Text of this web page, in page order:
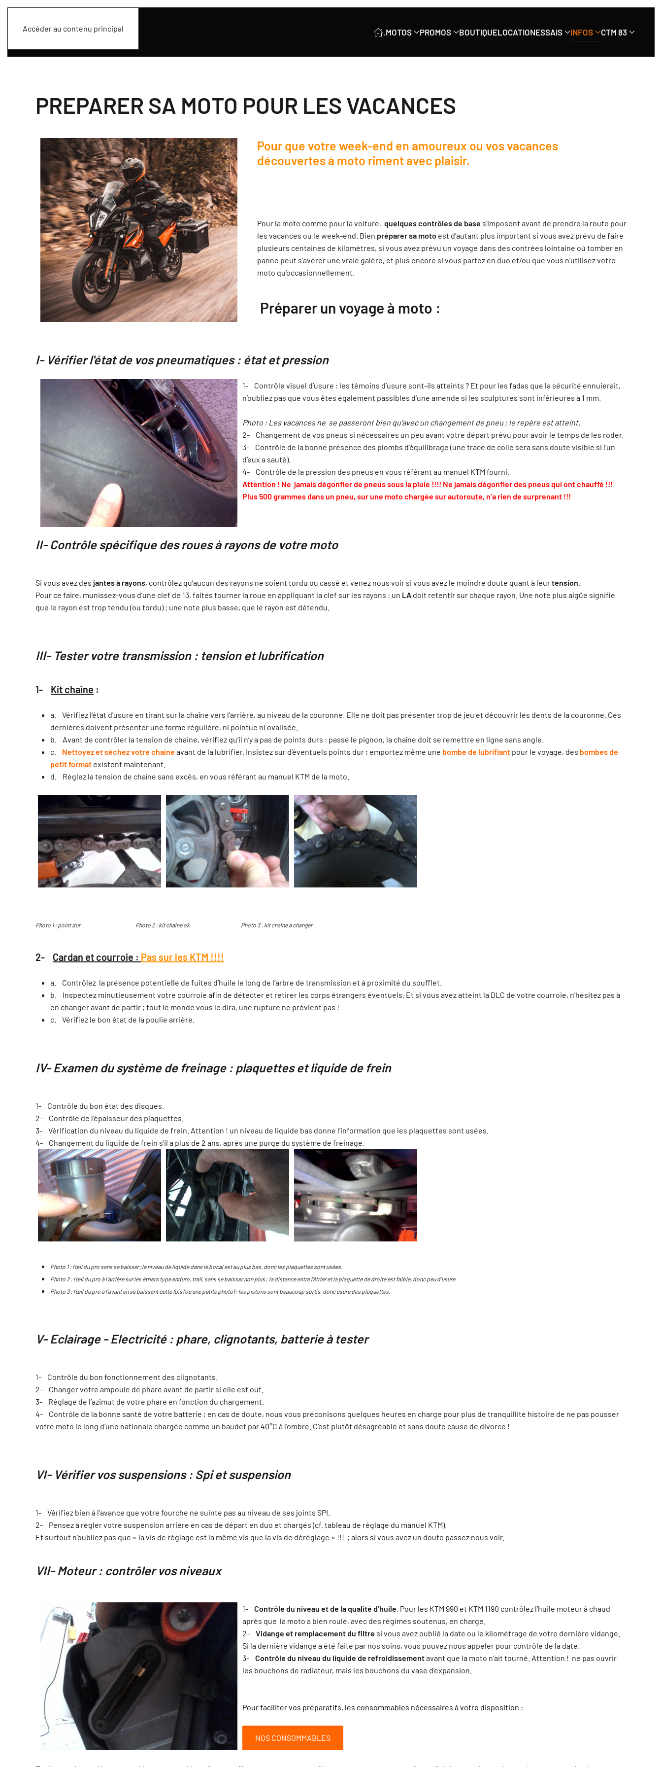
Accéder au contenu principal MOTOS PROMOS BOUTIQUELOCATIONESSAIS INFOS CTM 83
PREPARER SA MOTO POUR LES VACANCES
Pour que votre week-end en amoureux ou vos vacances
découvertes à moto riment avec plaisir.
Pour la moto comme pour la voiture, quelques contrôles de base s’imposent avant de prendre la route pour
les vacances ou le week-end. Bien préparer sa moto est d’autant plus important si vous avez prévu de faire
plusieurs centaines de kilomètres, si vous avez prévu un voyage dans des contrées lointaine où tomber en
panne peut s'avérer une vraie galère, et plus encore si vous partez en duo et/ou que vous n’utilisez votre
moto qu’occasionnellement.
Préparer un voyage à moto :
I- Vérifier l'état de vos pneumatiques : état et pression
1- Contrôle visuel d’usure : les témoins d’usure sont-ils atteints ? Et pour les fadas que la sécurité ennuierait,
n’oubliez pas que vous êtes également passibles d’une amende si les sculptures sont inférieures à 1 mm.
Photo : Les vacances ne se passeront bien qu'avec un changement de pneu ; le repère est atteint.
2- Changement de vos pneus si nécessaires un peu avant votre départ prévu pour avoir le temps de les roder.
3- Contrôle de la bonne présence des plombs d’équilibrage (une trace de colle sera sans doute visible si l’un
d’eux a sauté).
4- Contrôle de la pression des pneus en vous référant au manuel KTM fourni.
Attention ! Ne jamais dégonfler de pneus sous la pluie !!!! Ne jamais dégonfler des pneus qui ont chauffé !!!
Plus 500 grammes dans un pneu, sur une moto chargée sur autoroute, n’a rien de surprenant !!!
II- Contrôle spécifique des roues à rayons de votre moto
Si vous avez des jantes à rayons, contrôlez qu’aucun des rayons ne soient tordu ou cassé et venez nous voir si vous avez le moindre doute quant à leurtension
Pour ce faire, munissez-vous d’une clef de 13, faites tourner la roue en appliquant la clef sur les rayons : un LA doit retentir sur chaque rayon. Une note plus aigüe signifie
que le rayon est trop tendu (ou tordu) ; une note plus basse, que le rayon est détendu.
III- Tester votre transmission : tension et lubrification
1- Kit chaîne :
a. Vérifiez l'état d'usure en tirant sur la chaîne vers l'arrière, au niveau de la couronne. Elle ne doit pas présenter trop de jeu et découvrir les dents de la couronne. Ces
dernières doivent présenter une forme régulière, ni pointue ni ovalisée.
b. Avant de contrôler la tension de chaine, vérifiez qu’il n’y a pas de points durs : passé le pignon, la chaîne doit se remettre en ligne sans angle.
c. Nettoyez et séchez votre chaîne avant de la lubrifier. Insistez sur d’éventuels points dur ; emportez même une bombe de lubrifiant pour le voyage, des bombes de
petit format existent maintenant.
d. Réglez la tension de chaîne sans excès, en vous référant au manuel KTM de la moto.
Photo 1 : point dur Photo 2 : kit chaîne ok Photo 3 : kit chaîne à changer
2- Cardan et courroie : Pas sur les KTM !!!!
a. Contrôlez la présence potentielle de fuites d’huile le long de l’arbre de transmission et à proximité du soufflet.
b. Inspectez minutieusement votre courroie afin de détecter et retirer les corps étrangers éventuels. Et si vous avez atteint la DLC de votre courroie, n’hésitez pas à
en changer avant de partir ; tout le monde vous le dira, une rupture ne prévient pas !
c. Vérifiez le bon état de la poulie arrière.
IV- Examen du système de freinage : plaquettes et liquide de frein
1- Contrôle du bon état des disques.
2- Contrôle de l’épaisseur des plaquettes.
3- Vérification du niveau du liquide de frein. Attention ! un niveau de liquide bas donne l’information que les plaquettes sont usées.
4- Changement du liquide de frein s’il a plus de 2 ans, après une purge du système de freinage.
Photo 1 : l’œil du pro sans se baisser ;le niveau de liquide dans le bocal est au plus bas, donc les plaquettes sont usées.
Photo 2 : l’œil du pro à l’arrière sur les étriers type enduro, trail, sans se baisser non plus ; la distance entre l’étrier et la plaquette de droite est faible, donc peu d’usure.
Photo 3 : l’œil du pro à l’avant en se baissant cette fois (ou une petite photo) ; les pistons sont beaucoup sortis, donc usure des plaquettes.
V- Eclairage - Electricité : phare, clignotants, batterie à tester
1- Contrôle du bon fonctionnement des clignotants.
2- Changer votre ampoule de phare avant de partir si elle est out.
3- Réglage de l’azimut de votre phare en fonction du chargement.
4- Contrôle de la bonne santé de votre batterie ; en cas de doute, nous vous préconisons quelques heures en charge pour plus de tranquillité histoire de ne pas pousser
votre moto le long d’une nationale chargée comme un baudet par 40°C à l’ombre. C’est plutôt désagréable et sans doute cause de divorce !
VI- Vérifier vos suspensions : Spi et suspension
1- Vérifiez bien à l’avance que votre fourche ne suinte pas au niveau de ses joints SPI.
2- Pensez à régler votre suspension arrière en cas de départ en duo et chargés (cf. tableau de réglage du manuel KTM).
Et surtout n’oubliez pas que « la vis de réglage est la même vis que la vis de déréglage » !!! ; alors si vous avez un doute passez nous voir.
VII- Moteur : contrôler vos niveaux
1- Contrôle du niveau et de la qualité d’huile . Pour les KTM 990 et KTM 1190 contrôlez l’huile moteur à chaud
après que la moto a bien roulé, avec des régimes soutenus, en charge.
2- Vidange et remplacement du filtre si vous avez oublié la date ou le kilométrage de votre dernière vidange.
Si la dernière vidange a été faite par nos soins, vous pouvez nous appeler pour contrôle de la date.
3- Contrôle du niveau du liquide de refroidissementavant que la moto n’ait tourné. Attention ! ne pas ouvrir
les bouchons de radiateur, mais les bouchons du vase d’expansion.
Pour faciliter vos préparatifs, les consommables nécessaires à votre disposition :
NOS CONSOMMABLES